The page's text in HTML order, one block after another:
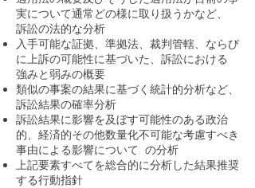
実について通常どの様に取り扱うかなど、
訴訟の法的な分析
入手可能な証拠、準拠法、裁判管轄、ならび
に上訴の可能性に基づいた、訴訟における
強みと弱みの概要
類似の事案の結果に基づく統計的分析など、
訴訟結果の確率分析
訴訟結果に影響を及ぼす可能性のある政治
的、経済的その他数量化不可能な考慮すべき
事由による影響について の分析
上記要素すべてを総合的に分析した結果推奨
する行動指針